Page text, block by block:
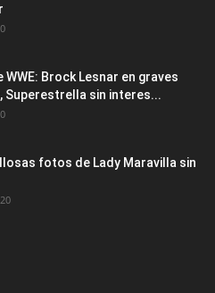
WWE: Brock Lesnar en graves
Superestrella sin interes...
fotos de Lady Maravilla sin